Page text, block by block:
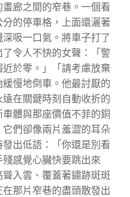
廊之間的窄巷。一個看
的停車格，上面還灑著
吸一口氣。將車子打了
令人不快的女聲：「警
於零。」「請考慮放棄
慢地倒車。他最討厭的
在關鍵時刻自動收折的
體與那座價值不菲的銅
們卻像兩片羞澀的耳朵
出低語：「你還是別看
感覺心臟快要跳出來
入雲、覆蓋著鏽跡斑斑
那片窄巷的盡頭散發出